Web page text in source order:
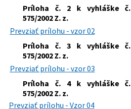
Príloha č. 2 k vyhláške č.
575/2002 Z. z.
Prevziať prílohu - vzor 02
Príloha č. 3 k vyhláške č.
575/2002 Z. z.
Prevziať prílohu - vzor 03
Príloha č. 4 k vyhláške č.
575/2002 Z. z.
Prevziať prílohu - Vzor 04